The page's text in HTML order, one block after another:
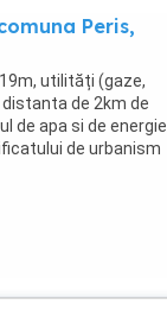
Peris,
utilități (gaze,
de 2km de
de apa si de energie
de urbanism